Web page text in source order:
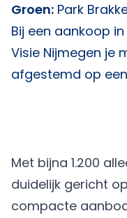
Groen: Park
Bij een aankoop
Visie Nijmegen je
afgestemd op
Met bijna 1.200
duidelijk gericht
compacte